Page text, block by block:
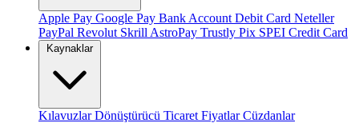
Apple Pay Google Pay Bank Account Debit Card Neteller
PayPal Revolut Skrill AstroPay Trustly Pix SPEI Credit Card
Kaynaklar
KılavuzlarDönüştürücü Ticaret FiyatlarCüzdanlar